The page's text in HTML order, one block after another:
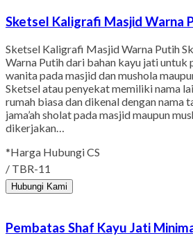
Sketsel Kaligrafi Masjid Warna
Sketsel Kaligrafi Masjid Warna Putih
Warna Putih dari bahan kayu jati untuk
wanita pada masjid dan mushola
Sketsel atau penyekat memiliki nama
rumah biasa dan dikenal dengan nama
jama’ah sholat pada masjid maupun
dikerjakan…
*Harga Hubungi CS
/ TBR-11
Hubungi Kami
Pembatas Shaf Kayu Jati